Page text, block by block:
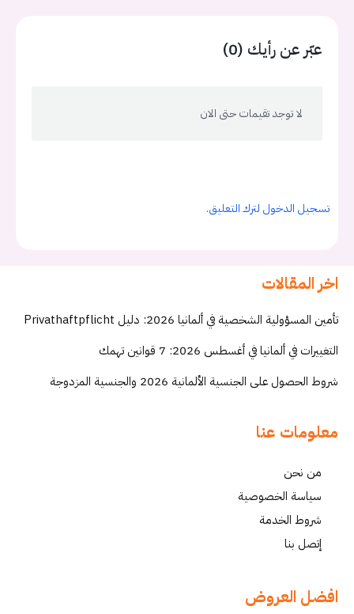
عبّر عن رأيك (0)
لا توجد تقيمات حتى الان
تسجيل الدخول لترك التعليق.
اخر المقالات
تأمين المسؤولية الشخصية في ألمانيا 2026: دليل Privathaftpflicht
التغييرات في ألمانيا في أغسطس 2026: 7 قوانين تهمك
شروط الحصول على الجنسية الألمانية 2026 والجنسية المزدوجة
معلومات عنا
من نحن
سياسة الخصوصية
شروط الخدمة
إتصل بنا
افضل العروض